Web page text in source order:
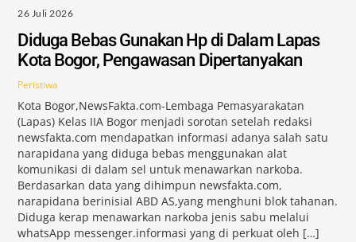
26 Juli 2026
Diduga Bebas Gunakan Hp di Dalam Lapas
Kota Bogor, Pengawasan Dipertanyakan
Peristiwa
Kota Bogor,NewsFakta.com-Lembaga Pemasyarakatan
(Lapas) Kelas IIA Bogor menjadi sorotan setelah redaksi
newsfakta.com mendapatkan informasi adanya salah satu
narapidana yang diduga bebas menggunakan alat
komunikasi di dalam sel untuk menawarkan narkoba.
Berdasarkan data yang dihimpun newsfakta.com,
narapidana berinisial ABD AS,yang menghuni blok tahanan.
Diduga kerap menawarkan narkoba jenis sabu melalui
whatsApp messenger.informasi yang di perkuat oleh […]